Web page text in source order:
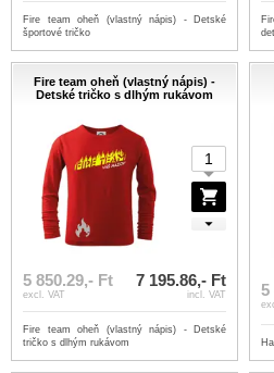
Fire team oheň (vlastný nápis) - Detské
športové tričko
Fire team oheň (vlastný nápis) -
Detské tričko s dlhým rukávom
5 850.29,- Ft
excl. VAT
7 195.86,- Ft
incl. VAT
Fire team oheň (vlastný nápis) - Detské
tričko s dlhým rukávom
5